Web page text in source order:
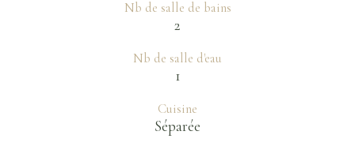
Nb de salle de bains
2
Nb de salle d'eau
1
Cuisine
Séparée